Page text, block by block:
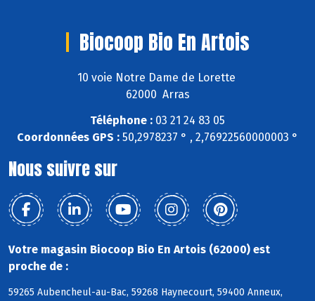
Biocoop Bio En Artois
10 voie Notre Dame de Lorette
62000 Arras
Téléphone : 03 21 24 83 05
Coordonnées GPS : 50,2978237 ° , 2,76922560000003 °
Nous suivre sur
Votre magasin Biocoop Bio En Artois (62000) est
proche de :
59265 Aubencheul-au-Bac, 59268 Haynecourt, 59400 Anneux,